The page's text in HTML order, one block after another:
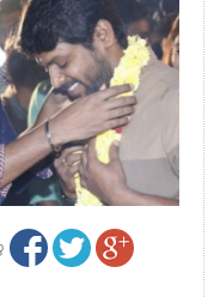
பேட்டி
– இந்தியா
வரை விண்ணப்பிக்கலாம்